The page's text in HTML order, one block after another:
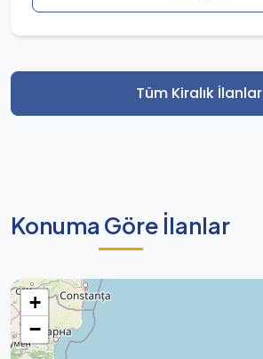
Tüm Kiralık İlanlar
Konuma Göre İlanlar
+
−